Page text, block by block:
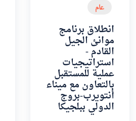
عام
انطلاق برنامج
موانئ الجيل
القادم -
استراتيجيات
عملية للمستقبل
بالتعاون مع ميناء
أنتويرب-بروج
الدولي ببلجيكا